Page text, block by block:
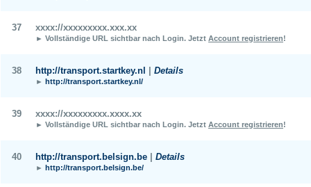
37 xxxx://xxxxxxxxx.xxx.xx
► Vollständige URL sichtbar nach Login. Jetzt Account registrieren!
38 http://transport.startkey.nl Details
► http://transport.startkey.nl/
39 xxxx://xxxxxxxxx.xxxx.xx
► Vollständige URL sichtbar nach Login. Jetzt Account registrieren!
40 http://transport.belsign.be Details
► http://transport.belsign.be/